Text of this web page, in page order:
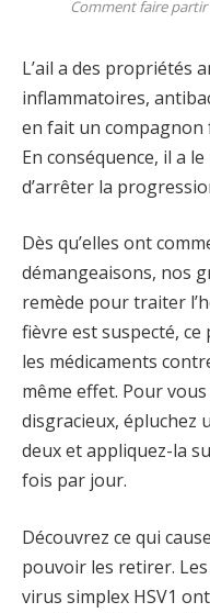
Comment faire
L’ail a des propriétés
inflammatoires,
en fait un
En conséquence, il a
d’arrêter la
Dès qu’elles ont
démangeaisons, nos
remède pour traiter
fièvre est suspecté,
les médicaments
même effet. Pour
disgracieux, épluchez
deux et appliquez-la
fois par jour.
Découvrez ce qui
pouvoir les retirer.
virus simplex HSV1